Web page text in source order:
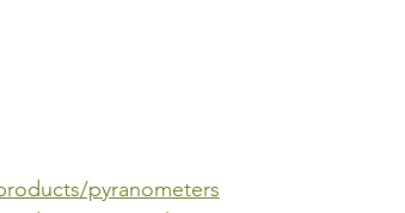
pyranometers